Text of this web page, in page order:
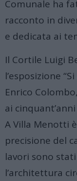
Comunale ha
racconto in
e dedicata ai
Il Cortile Luigi
l’esposizione
Enrico
ai
A Villa Menotti
precisione del
lavori sono
l’architettura